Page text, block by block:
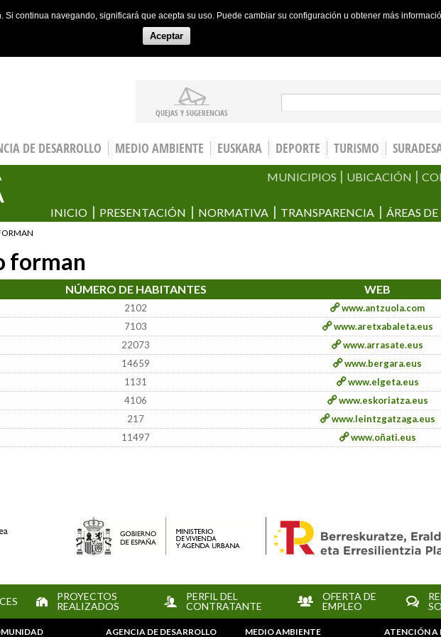
Si continua navegando, significará que acepta su uso. Puede cambiar su configuración u obtener más
Aceptar
QUEJAS Y SUGERENCIAS
Search form
DE DESARROLLO MEDIO AMBIENTE EUSKARA DEPORTE TURISMO
MUNICIPIOS UBICACIÓN
INICIO PRESENTACIÓN NORMATIVA TRANSPARENCIA ÁREAS
forman
NÚMERO DE HABITANTES WEB
2102
www.antzuola.com
7103
www.aretxabaleta.eus
22073
www.arrasate.eus
14659
www.bergara.eus
1131
www.elgeta.eus
4106
www.eskoriatza.eus
217
www.leintzgatzaga.eus
11497 www.oñati.eus
PROYECTOS
REALIZADOS
PERFIL DEL
CONTRATANTE
OFERTA DE
EMPLEO
AGENCIA DE DESARROLLO MEDIO AMBIENTE
ATENCIÓN A